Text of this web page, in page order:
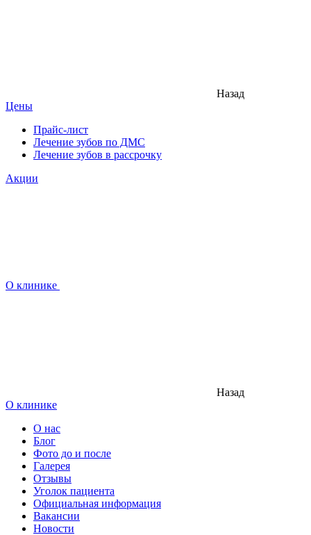
Назад
Цены
Прайс-лист
Лечение зубов по ДМС
Лечение зубов в рассрочку
Акции
О клинике
Назад
О клинике
О нас
Блог
Фото до и после
Галерея
Отзывы
Уголок пациента
Официальная информация
Вакансии
Новости